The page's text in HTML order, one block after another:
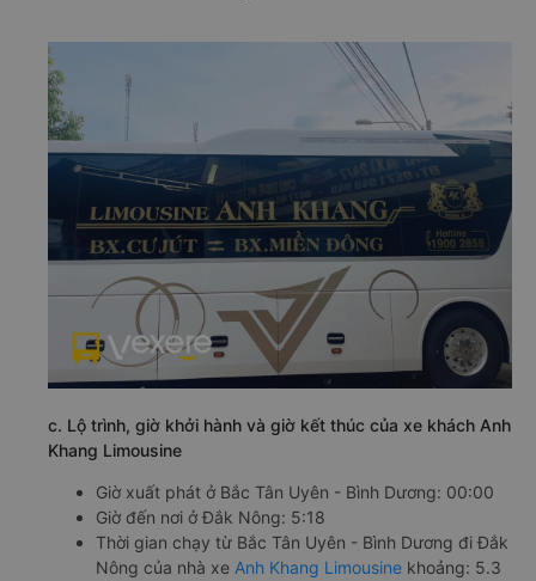
c. Lộ trình, giờ khởi hành và giờ kết thúc của xe khách Anh
Khang Limousine
Giờ xuất phát ở Bắc Tân Uyên - Bình Dương: 00:00
Giờ đến nơi ở Đắk Nông: 5:18
Thời gian chạy từ Bắc Tân Uyên - Bình Dương đi Đắk
Nông của nhà xe Anh Khang Limousine khoảng: 5.3